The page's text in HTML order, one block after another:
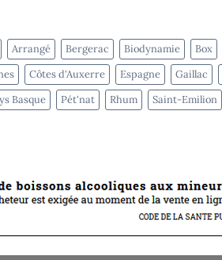
Arrangé Bergerac Biodynamie Box
Côtes d'Auxerre Espagne Gaillac
Basque Pét'nat Rhum Saint-Emilion